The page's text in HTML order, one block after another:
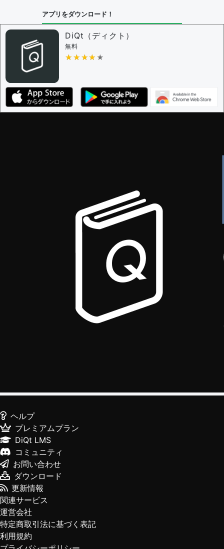
アプリをダウンロード！
DiQt（ディクト）
無料
★★★★★
★★★★★
ヘルプ
プレミアムプラン
DiQt LMS
コミュニティ
お問い合わせ
ダウンロード
更新情報
関連サービス
運営会社
特定商取引法に基づく表記
利用規約